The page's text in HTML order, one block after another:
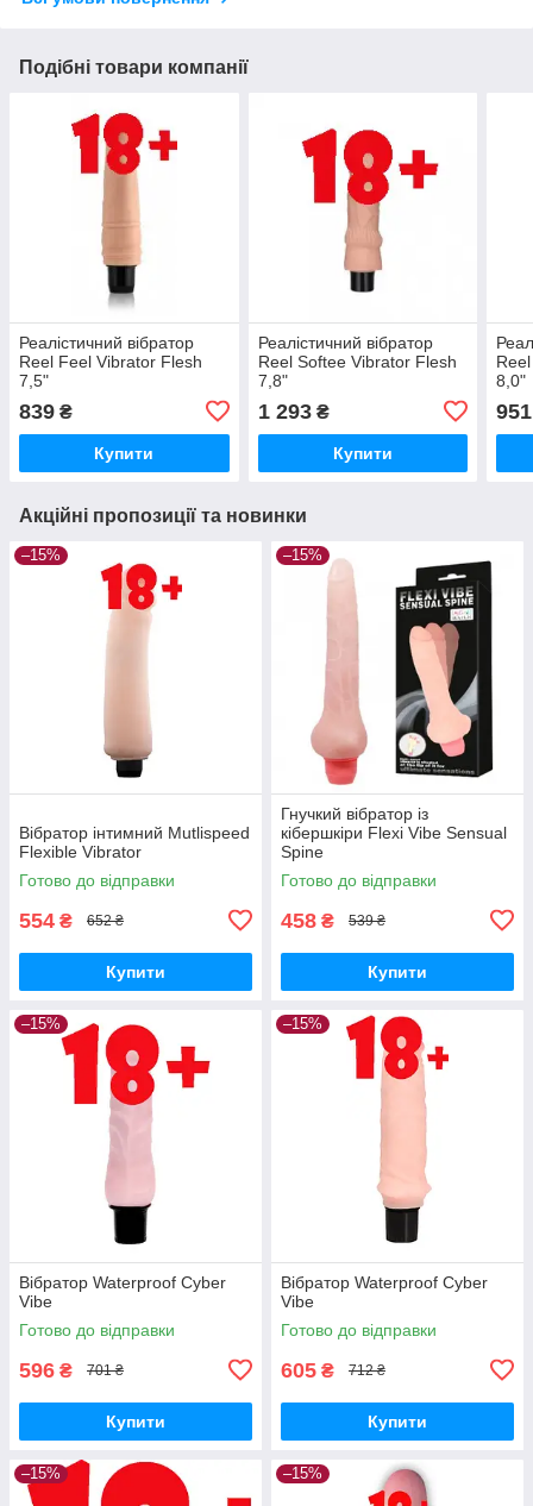
Подібні товари компанії
Реалістичний вібратор
Reel Feel Vibrator Flesh
7,5"
839 ₴
Купити
Реалістичний вібратор
Reel Softee Vibrator Flesh
7,8"
1 293₴
Купити
8,0"
951
Акційні пропозиції та новинки
–15%
Вібратор інтимний Mutlispeed
Flexible Vibrator
Готово до відправки
554 ₴ 652 ₴
Купити
–15%
Гнучкий вібратор із
кібершкіри Flexi Vibe Sensual
Spine
Готово до відправки
458 ₴ 539 ₴
Купити
–15%
Вібратор Waterproof Cyber
Vibe
Готово до відправки
596 ₴ 701 ₴
Купити
–15%
Вібратор Waterproof Cyber
Vibe
Готово до відправки
605 ₴ 712 ₴
Купити
–15% –15%